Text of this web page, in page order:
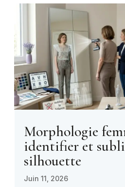
Morphologie
identifier et
silhouette
Juin 11, 2026